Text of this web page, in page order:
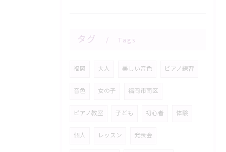
タグ Tags
福岡 大人 美しい音色 ピアノ練習
音色 女の子 福岡市南区
ピアノ教室 子ども 初心者 体験
個人 レッスン 発表会